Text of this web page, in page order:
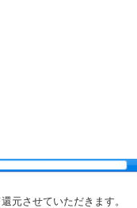
元させていただきます。